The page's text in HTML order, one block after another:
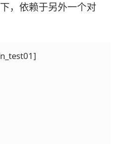
，依赖于另外一个对